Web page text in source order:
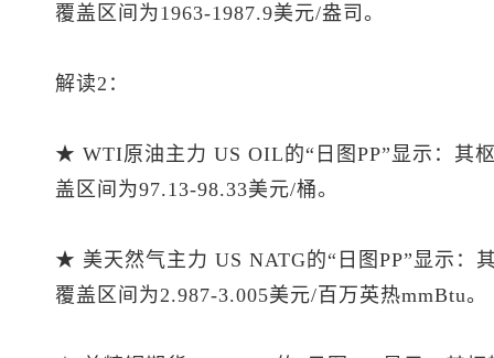
覆盖区间为1963-1987.9美元/盎司。
解读2：
★ WTI原油主力 US OIL的“日图PP”显示：其
盖区间为97.13-98.33美元/桶。
★ 美天然气主力 US NATG的“日图PP”显示：
覆盖区间为2.987-3.005美元/百万英热mmBtu。